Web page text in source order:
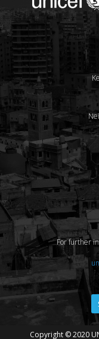
For further
Copyright © 2020